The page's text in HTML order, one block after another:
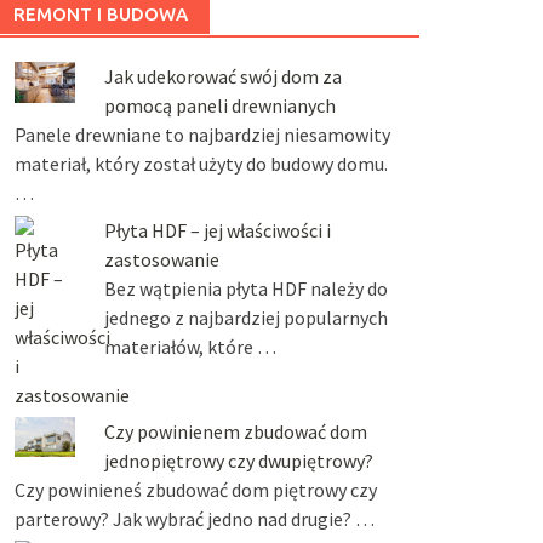
REMONT I BUDOWA
Jak udekorować swój dom za
pomocą paneli drewnianych
Panele drewniane to najbardziej niesamowity
materiał, który został użyty do budowy domu.
…
Płyta HDF – jej właściwości i
zastosowanie
Bez wątpienia płyta HDF należy do
jednego z najbardziej popularnych
materiałów, które …
Czy powinienem zbudować dom
jednopiętrowy czy dwupiętrowy?
Czy powinieneś zbudować dom piętrowy czy
parterowy? Jak wybrać jedno nad drugie? …